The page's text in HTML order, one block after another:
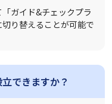
ガイド&チェックプラ
り替えることが可能で
できますか？